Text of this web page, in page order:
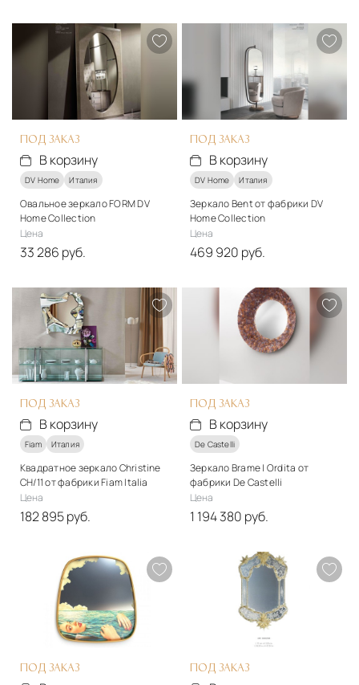
Подробнее
В корзину Подробнее
В корзину
ПОД ЗАКАЗ
В корзину
DV Home Италия
Овальное зеркало FORM DV
Home Collection
Цена
33 286 руб.
Металл, стекло
Подробнее
В корзину
ПОД ЗАКАЗ
В корзину
DV Home Италия
Зеркало Bent от фабрики DV
Home Collection
Цена
469 920 руб.
Металл, стекло
Подробнее
В корзину
ПОД ЗАКАЗ
В корзину
Fiam Италия
Квадратное зеркало Christine
CH/11 от фабрики Fiam Italia
Цена
182 895 руб.
Металл, стекло
Подробнее
В корзину
ПОД ЗАКАЗ
В корзину
De Castelli
Зеркало Brame | Ordita от
фабрики De Castelli
Цена
1 194 380 руб.
Подробнее
В корзину
ПОД ЗАКАЗ ПОД ЗАКАЗ